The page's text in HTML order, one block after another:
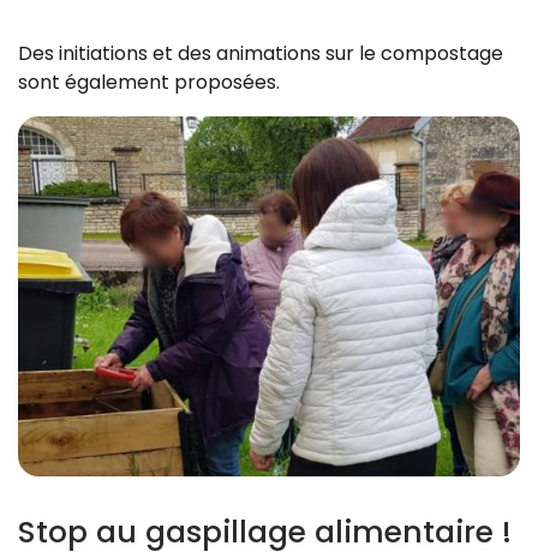
Des initiations et des animations sur le compostage
sont également proposées.
Stop au gaspillage alimentaire !